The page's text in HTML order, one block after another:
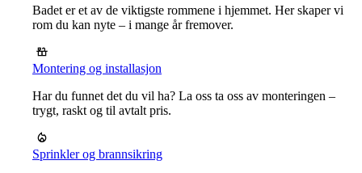
Badet er et av de viktigste rommene i hjemmet. Her skaper vi
rom du kan nyte – i mange år fremover.
Montering og installasjon
Har du funnet det du vil ha? La oss ta oss av monteringen –
trygt, raskt og til avtalt pris.
Sprinkler og brannsikring